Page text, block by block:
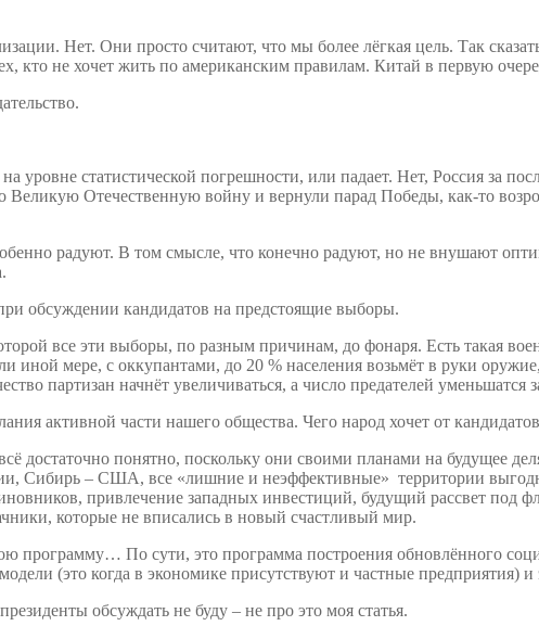
Нет. Они просто считают, что мы более лёгкая цель. Так
кто не хочет жить по американским правилам. Китай в первую
уровне статистической погрешности, или падает. Нет, Россия за
Отечественную войну и вернули парад Победы, как-то
радуют. В том смысле, что конечно радуют, но не внушают
обсуждении кандидатов на предстоящие выборы.
все эти выборы, по разным причинам, до фонаря. Есть такая
иной мере, с оккупантами, до 20 % населения возьмёт в руки
партизан начнёт увеличиваться, а число предателей уменьшатся
активной части нашего общества. Чего народ хочет от
понятно, поскольку они своими планами на будущее
Сибирь – США, все «лишние и неэффективные» территории
привлечение западных инвестиций, будущий рассвет под
которые не вписались в новый счастливый мир.
программу… По сути, это программа построения обновлённого
(это когда в экономике присутствуют и частные предприятия)
обсуждать не буду – не про это моя статья.